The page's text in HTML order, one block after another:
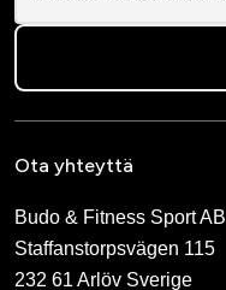
Ota yhteyttä
Budo & Fitness Sport AB
Staffanstorpsvägen 115
232 61 Arlöv Sverige